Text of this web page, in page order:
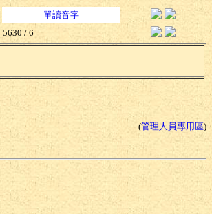
單讀音字
5630 / 6
(管理人員專用區)